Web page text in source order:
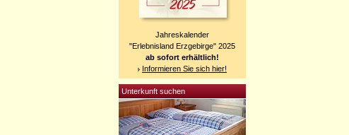
Jahreskalender
"Erlebnisland Erzgebirge" 2025
ab sofort erhältlich!
Informieren Sie sich hier!
Unterkunft suchen